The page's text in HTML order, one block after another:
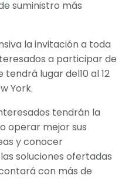
suministro más
la invitación a toda
a participar de
tendrá lugar del10 al 12
York.
tendrán la
operar mejor sus
y conocer
soluciones ofertadas
con más de